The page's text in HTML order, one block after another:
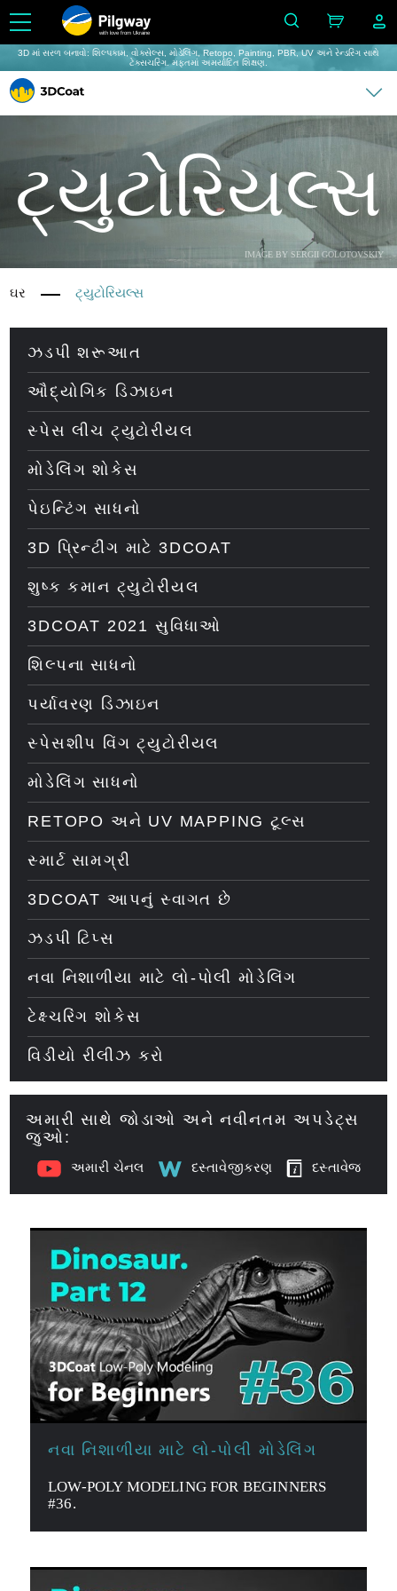
with love from Ukraine
3D માં સરળ બનાવો: શિલ્પકામ, વોક્સેલ્સ, મોડેલિંગ, Retopo, Painting, PBR, UV અને રેન્ડરિંગ સાથે
ટેક્સચરિંગ. મફતમાં અમર્યાદિત શિક્ષણ.
IMAGE BY SERGII GOLOTOVSKIY
ટ્યુટોરિયલ્સ
ઘર ટ્યુટોરિયલ્સ
ઝડપી શરૂઆત
ઔદ્યોગિક ડિઝાઇન
સ્પેસ લીચ ટ્યુટોરીયલ
મોડેલિંગ શોકેસ
પેઇન્ટિંગ સાધનો
3D પ્રિન્ટીંગ માટે 3DCOAT
શુષ્ક કમાન ટ્યુટોરીયલ
3DCOAT 2021 સુવિધાઓ
શિલ્પના સાધનો
પર્યાવરણ ડિઝાઇન
સ્પેસશીપ વિંગ ટ્યુટોરીયલ
મોડેલિંગ સાધનો
RETOPO અને UV MAPPING ટૂલ્સ
સ્માર્ટ સામગ્રી
3DCOAT આપનું સ્વાગત છે
ઝડપી ટિપ્સ
નવા નિશાળીયા માટે લો-પોલી મોડેલિંગ
ટેક્ષ્ચરિંગ શોકેસ
વિડીયો રીલીઝ કરો
અમારી સાથે જોડાઓ અને નવીનતમ અપડેટ્સ
જુઓ:
અમારી ચેનલ દસ્તાવેજીકરણ દસ્તાવેજ
નવા નિશાળીયા માટે લો-પોલી મોડેલિંગ
LOW-POLY MODELING FOR BEGINNERS
#36.